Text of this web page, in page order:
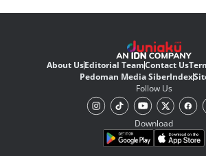
About UsEditorial TeamContact Us
Pedoman Media SiberIndex
Follow Us
Download